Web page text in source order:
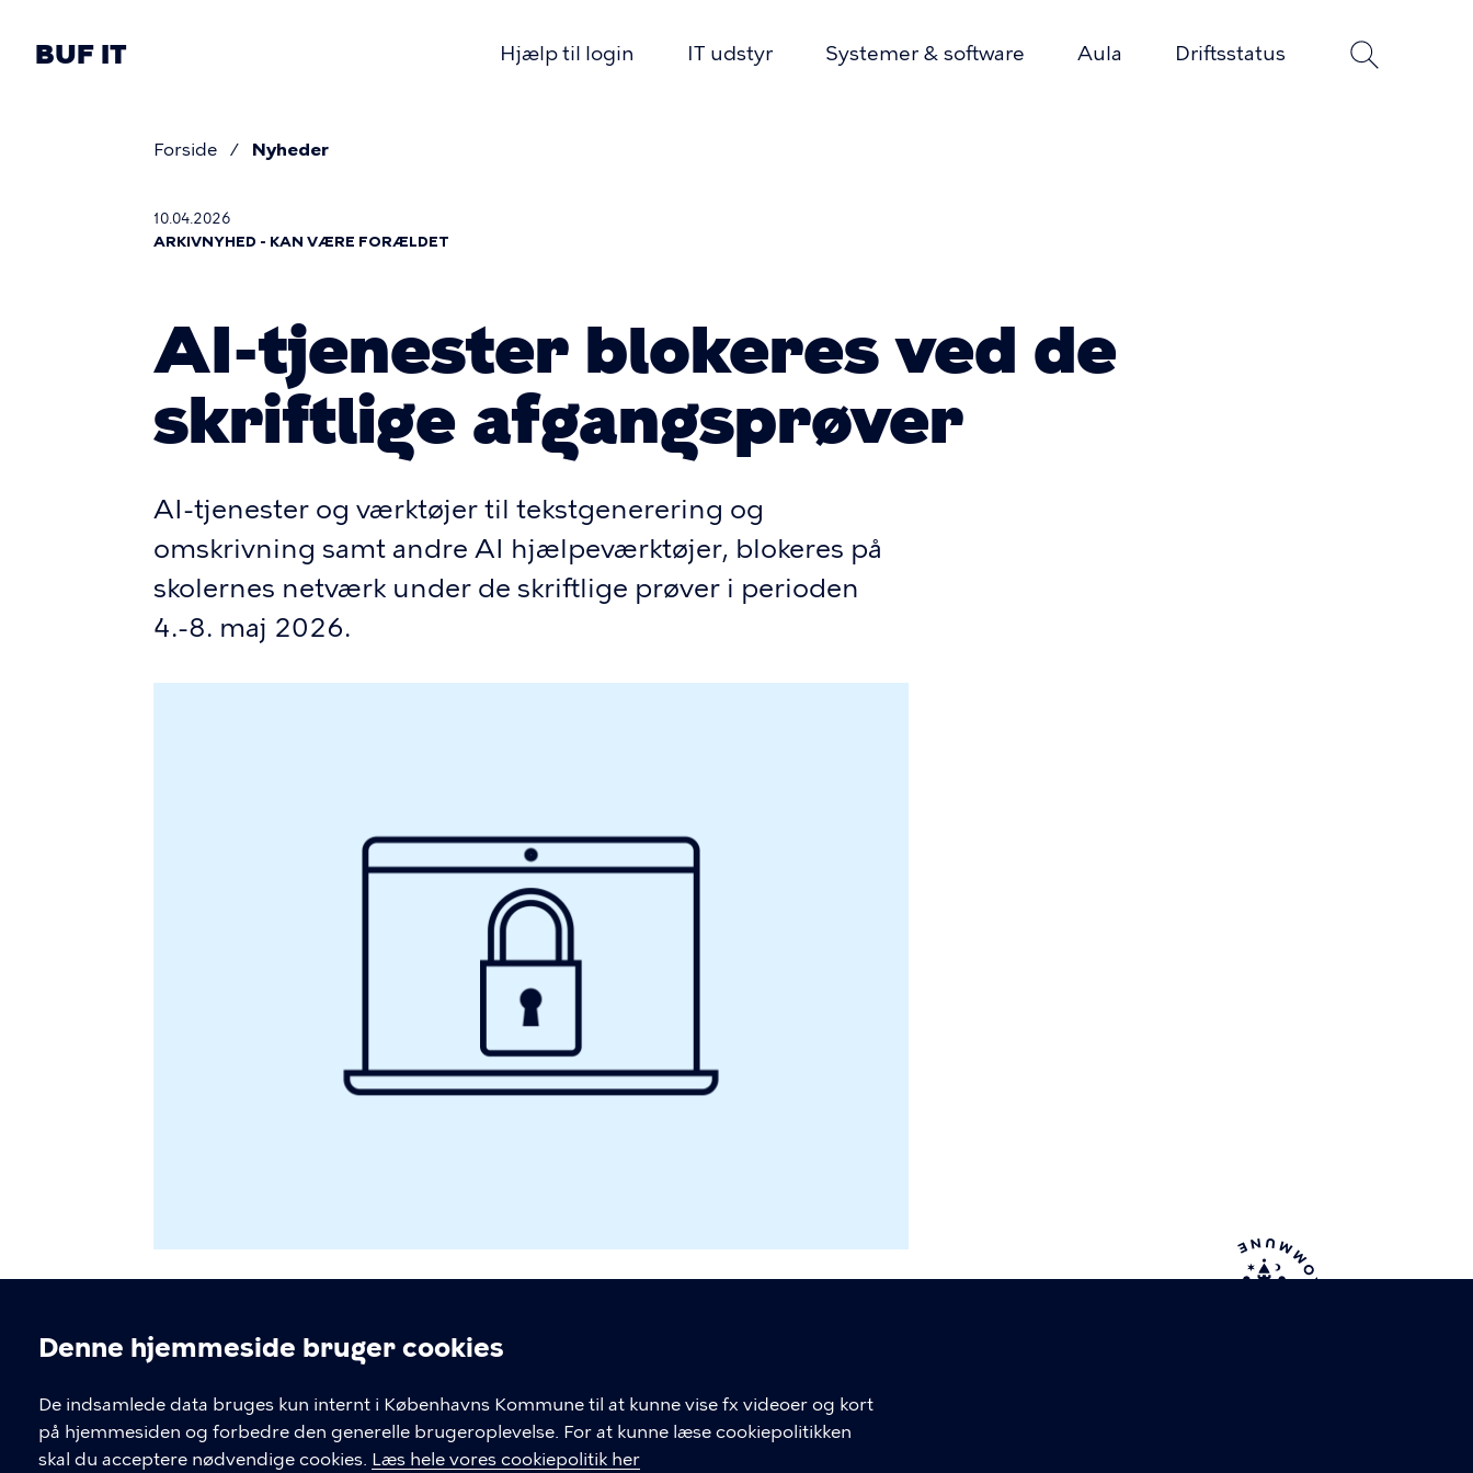
Cookieindstillinger
Denne hjemmeside bruger cookies
De indsamlede data bruges kun internt i Københavns Kommune til at kunne vise fx videoer og kort
på hjemmesiden og forbedre den generelle brugeroplevelse. For at kunne læse cookiepolitikken
skal du acceptere nødvendige cookies. Læs hele vores cookiepolitik her
hovedindhold
BUF IT
navigation
Hjælp til login IT udstyr Systemer & software Aula Driftsstatus
Brødkrumme
Forside Nyheder
10.04.2026
ARKIVNYHED - KAN VÆRE FORÆLDET
AI-tjenester blokeres ved de
skriftlige afgangsprøver
AI-tjenester og værktøjer til tekstgenerering og
omskrivning samt andre AI hjælpeværktøjer, blokeres på
skolernes netværk under de skriftlige prøver i perioden
4.-8. maj 2026.
BUF IT